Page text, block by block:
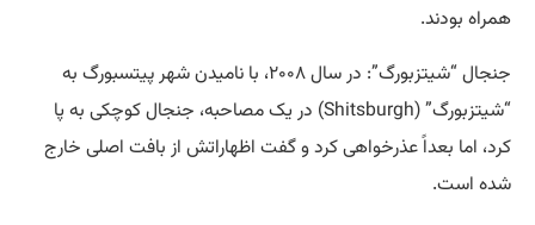
همراه بودند.
جنجال “شیتزبورگ”: در سال ۲۰۰۸، با نامیدن شهر پیتسبورگ به
“شیتزبورگ” (Shitsburgh) در یک مصاحبه، جنجال کوچکی به پا
کرد، اما بعداً عذرخواهی کرد و گفت اظهاراتش از بافت اصلی خارج
شده است.